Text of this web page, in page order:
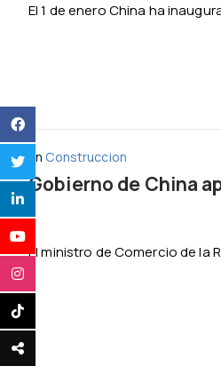
El 1 de enero China ha
En Construccion
Gobierno de China
El ministro de Comercio de la